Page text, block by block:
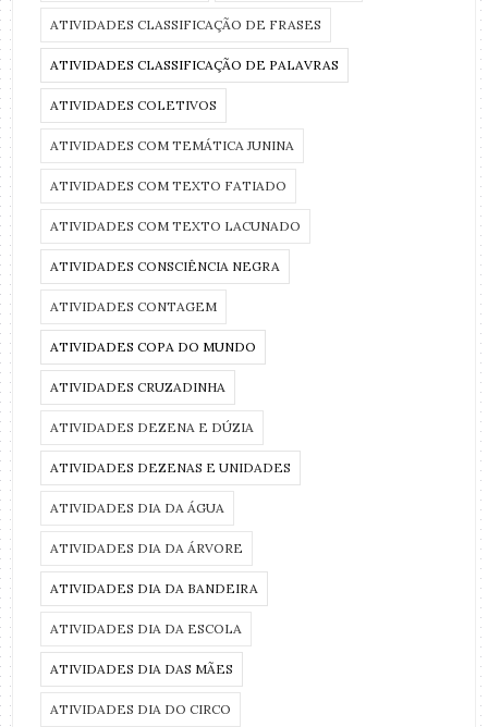
ATIVIDADES CLASSIFICAÇÃO DE FRASES
ATIVIDADES CLASSIFICAÇÃO DE PALAVRAS
ATIVIDADES COLETIVOS
ATIVIDADES COM TEMÁTICA JUNINA
ATIVIDADES COM TEXTO FATIADO
ATIVIDADES COM TEXTO LACUNADO
ATIVIDADES CONSCIÊNCIA NEGRA
ATIVIDADES CONTAGEM
ATIVIDADES COPA DO MUNDO
ATIVIDADES CRUZADINHA
ATIVIDADES DEZENA E DÚZIA
ATIVIDADES DEZENAS E UNIDADES
ATIVIDADES DIA DA ÁGUA
ATIVIDADES DIA DA ÁRVORE
ATIVIDADES DIA DA BANDEIRA
ATIVIDADES DIA DA ESCOLA
ATIVIDADES DIA DAS MÃES
ATIVIDADES DIA DO CIRCO